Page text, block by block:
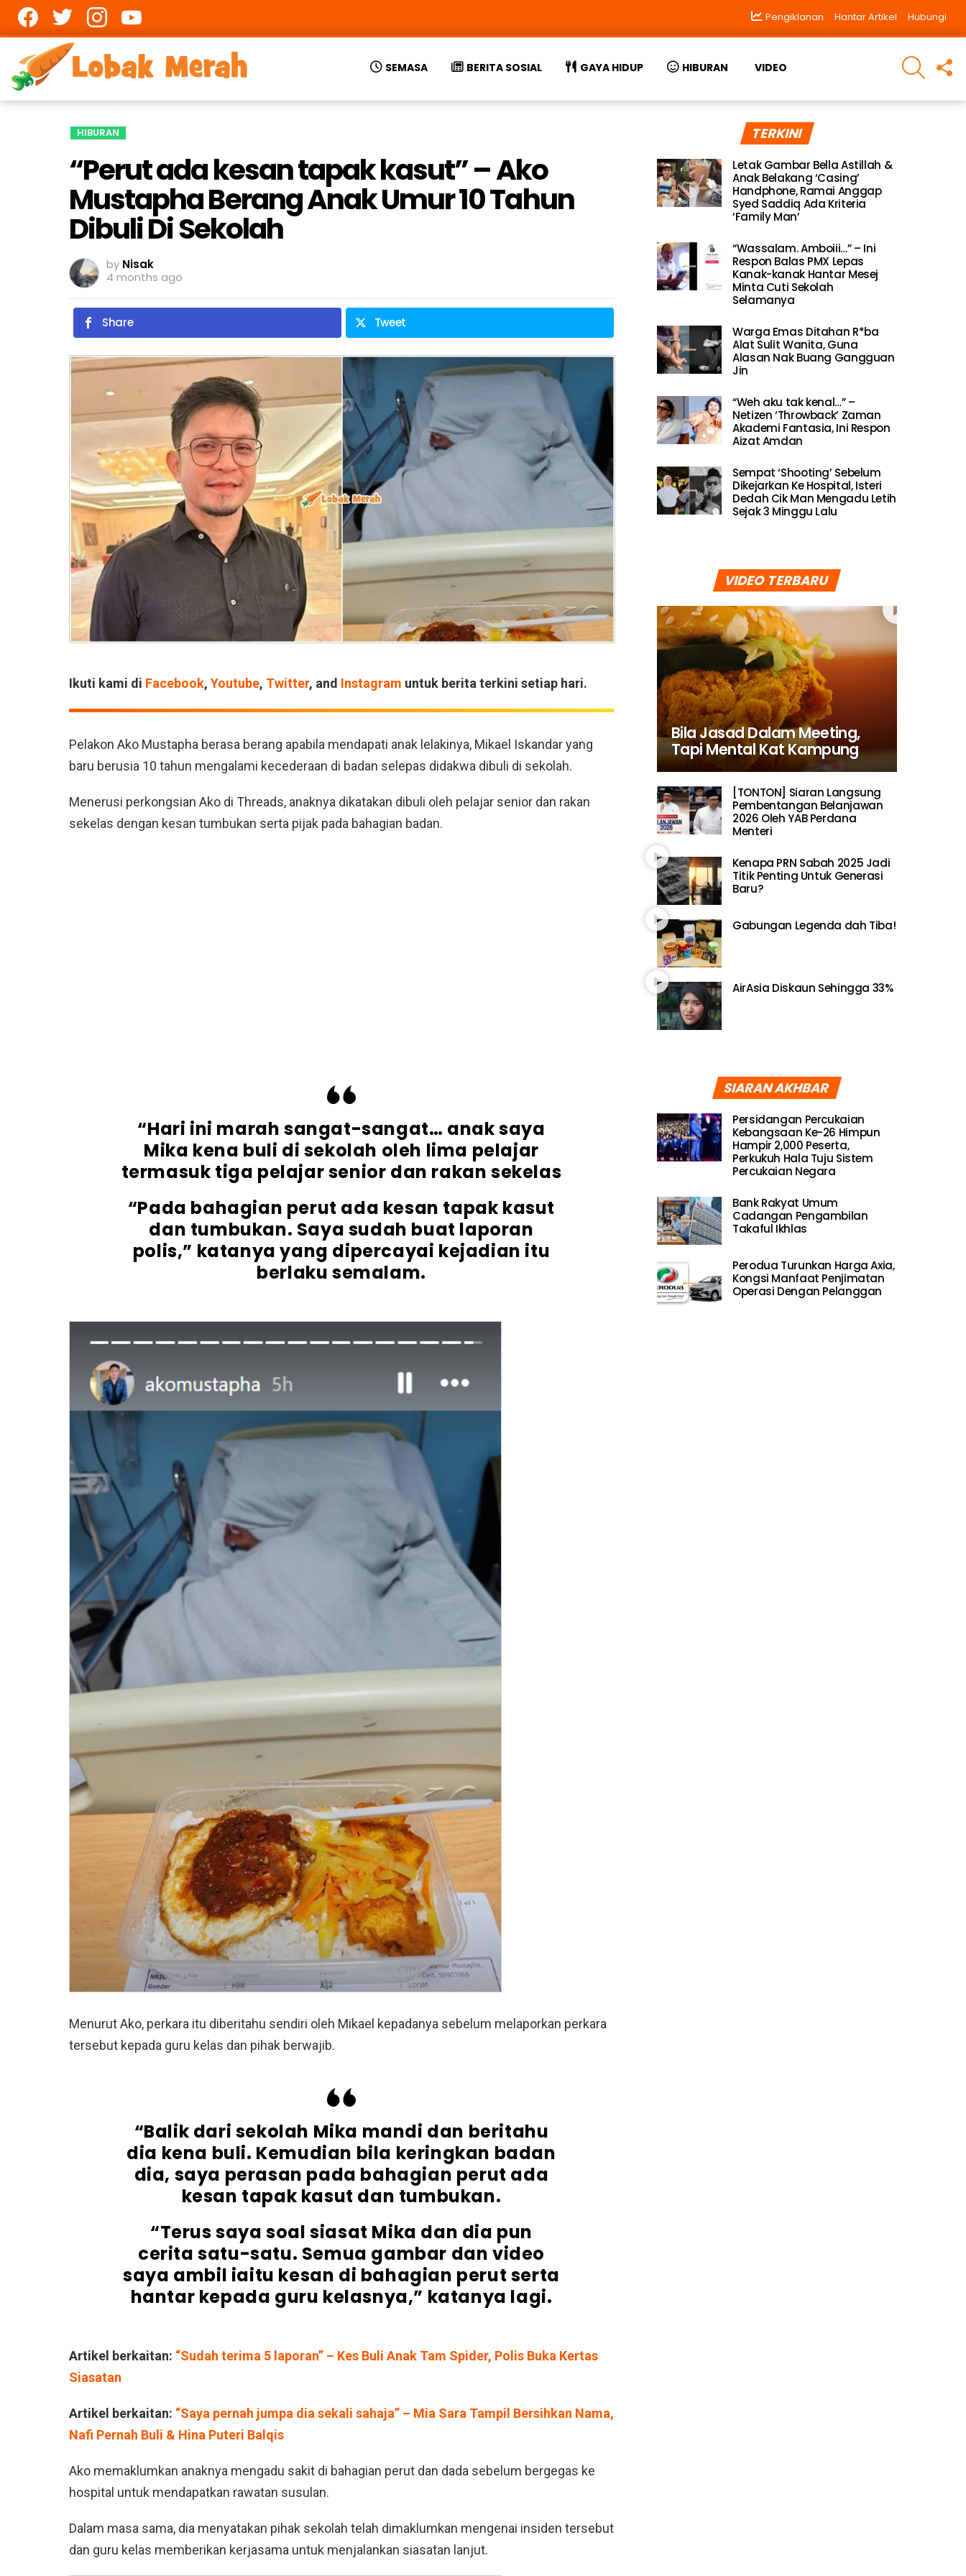
Pengiklanan Hantar Artikel Hubungi
SEMASA BERITA SOSIAL GAYA HIDUP HIBURAN VIDEO
SEARCH
HIBURAN
“Perut ada kesan tapak kasut” – Ako
Mustapha Berang Anak Umur 10 Tahun
Dibuli Di Sekolah
by Nisak
4 months ago
Share Tweet
Ikuti kami di Facebook, Youtube, Twitter, and Instagram untuk berita terkini setiap hari.
Pelakon Ako Mustapha berasa berang apabila mendapati anak lelakinya, Mikael Iskandar yang
baru berusia 10 tahun mengalami kecederaan di badan selepas didakwa dibuli di sekolah.
Menerusi perkongsian Ako di Threads, anaknya dikatakan dibuli oleh pelajar senior dan rakan
sekelas dengan kesan tumbukan serta pijak pada bahagian badan.
“Hari ini marah sangat-sangat… anak saya
Mika kena buli di sekolah oleh lima pelajar
termasuk tiga pelajar senior dan rakan sekelas
“Pada bahagian perut ada kesan tapak kasut
dan tumbukan. Saya sudah buat laporan
polis,” katanya yang dipercayai kejadian itu
berlaku semalam.
Menurut Ako, perkara itu diberitahu sendiri oleh Mikael kepadanya sebelum melaporkan perkara
tersebut kepada guru kelas dan pihak berwajib.
“Balik dari sekolah Mika mandi dan beritahu
dia kena buli. Kemudian bila keringkan badan
dia, saya perasan pada bahagian perut ada
kesan tapak kasut dan tumbukan.
“Terus saya soal siasat Mika dan dia pun
cerita satu-satu. Semua gambar dan video
saya ambil iaitu kesan di bahagian perut serta
hantar kepada guru kelasnya,” katanya lagi.
Artikel berkaitan: “Sudah terima 5 laporan” – Kes Buli Anak Tam Spider, Polis Buka Kertas
Siasatan
Artikel berkaitan: “Saya pernah jumpa dia sekali sahaja” – Mia Sara Tampil Bersihkan Nama,
Nafi Pernah Buli & Hina Puteri Balqis
Ako memaklumkan anaknya mengadu sakit di bahagian perut dan dada sebelum bergegas ke
hospital untuk mendapatkan rawatan susulan.
Dalam masa sama, dia menyatakan pihak sekolah telah dimaklumkan mengenai insiden tersebut
dan guru kelas memberikan kerjasama untuk menjalankan siasatan lanjut.
TERKINI
Letak Gambar Bella Astillah &
Anak Belakang ‘Casing’
Handphone, Ramai Anggap
Syed Saddiq Ada Kriteria
‘Family Man’
“Wassalam. Amboiii…” – Ini
Respon Balas PMX Lepas
Kanak-kanak Hantar Mesej
Minta Cuti Sekolah
Selamanya
Warga Emas Ditahan R*ba
Alat Sulit Wanita, Guna
Alasan Nak Buang Gangguan
Jin
“Weh aku tak kenal…” –
Netizen ‘Throwback’ Zaman
Akademi Fantasia, Ini Respon
Aizat Amdan
Sempat ‘Shooting’ Sebelum
Dikejarkan Ke Hospital, Isteri
Dedah Cik Man Mengadu Letih
Sejak 3 Minggu Lalu
VIDEO TERBARU
Bila Jasad Dalam Meeting,
Tapi Mental Kat Kampung
[TONTON] Siaran Langsung
Pembentangan Belanjawan
2026 Oleh YAB Perdana
Menteri
Kenapa PRN Sabah 2025 Jadi
Titik Penting Untuk Generasi
Baru?
Gabungan Legenda dah Tiba!
AirAsia Diskaun Sehingga 33%
SIARAN AKHBAR
Persidangan Percukaian
Kebangsaan Ke-26 Himpun
Hampir 2,000 Peserta,
Perkukuh Hala Tuju Sistem
Percukaian Negara
Bank Rakyat Umum
Cadangan Pengambilan
Takaful Ikhlas
Perodua Turunkan Harga Axia,
Kongsi Manfaat Penjimatan
Operasi Dengan Pelanggan